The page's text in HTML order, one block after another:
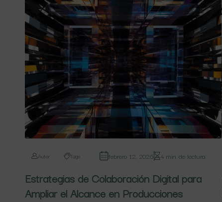
Autor Tags febrero 12, 2026 4 min de lectura
Estrategias de Colaboración Digital para
Ampliar el Alcance en Producciones